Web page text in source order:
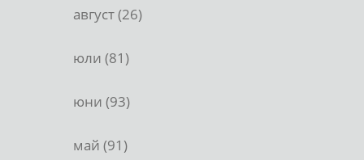
август (26)
юли (81)
юни (93)
май (91)